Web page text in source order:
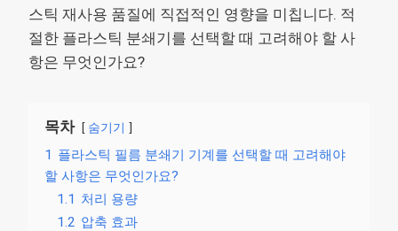
스틱 재사용 품질에 직접적인 영향을 미칩니다. 적
절한 플라스틱 분쇄기를 선택할 때 고려해야 할 사
항은 무엇인가요?
목차 숨기기
1 플라스틱 필름 분쇄기 기계를 선택할 때 고려해야
할 사항은 무엇인가요?
1.1 처리 용량
1.2 압축 효과